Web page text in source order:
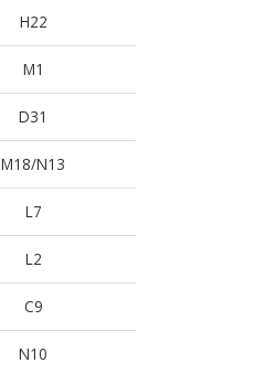
H22
M1
D31
M18/N13
L7
L2
C9
N10